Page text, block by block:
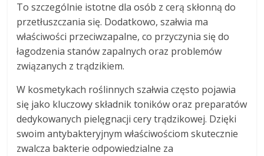
To szczególnie istotne dla osób z cerą skłonną do
przetłuszczania się. Dodatkowo, szałwia ma
właściwości przeciwzapalne, co przyczynia się do
łagodzenia stanów zapalnych oraz problemów
związanych z trądzikiem.
W kosmetykach roślinnych szałwia często pojawia
się jako kluczowy składnik toników oraz preparatów
dedykowanych pielęgnacji cery trądzikowej. Dzięki
swoim antybakteryjnym właściwościom skutecznie
zwalcza bakterie odpowiedzialne za